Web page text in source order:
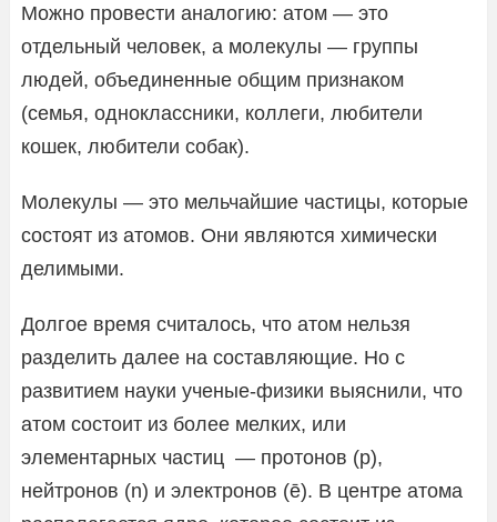
Можно провести аналогию: атом — это
отдельный человек, а молекулы — группы
людей, объединенные общим признаком
(семья, одноклассники, коллеги, любители
кошек, любители собак).
Молекулы — это мельчайшие частицы, которые
состоят из атомов. Они являются химически
делимыми.
Долгое время считалось, что атом нельзя
разделить далее на составляющие. Но с
развитием науки ученые-физики выяснили, что
атом состоит из более мелких, или
элементарных частиц — протонов (p),
нейтронов (n) и электронов (ē). В центре атома